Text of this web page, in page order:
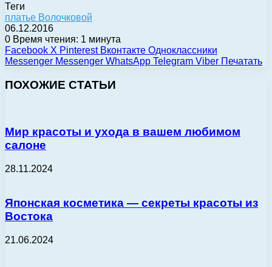
Теги
платье Волочковой
06.12.2016
0 Время чтения: 1 минута
Facebook X Pinterest Вконтакте Одноклассники
Messenger Messenger WhatsApp Telegram Viber Печатать
ПОХОЖИЕ СТАТЬИ
Мир красоты и ухода в вашем любимом
салоне
28.11.2024
Японская косметика — секреты красоты из
Востока
21.06.2024